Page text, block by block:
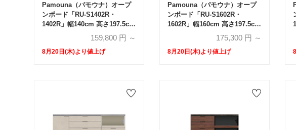
Pamouna（パモウナ）オープ
ンボード「RU-S1402R・
1402R」幅140cm 高さ197.5cm
奥行2サイズ（44.5cm・
50cm）下台オープンタイプ 全
4色
159,800円 ～
8月20日(木)より値上げ
Pamouna（パモウナ）オープ
ンボード「RU-S1602R・
1602R」幅160cm 高さ197.5cm
奥行2サイズ（44.5cm・
50cm）下台オープンタイプ 全
4色
175,300円 ～
8月20日(木)より値上げ